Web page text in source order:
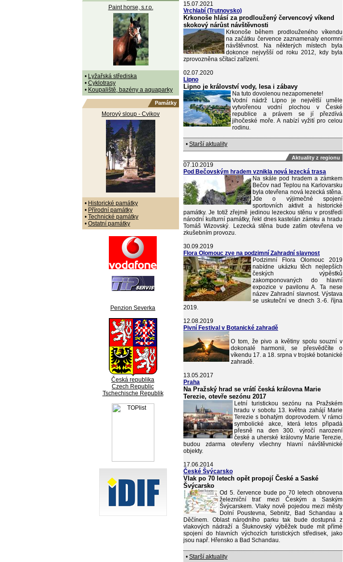
Paint horse, s.r.o.
• Lyžařská střediska
• Cyklotrasy
• Koupaliště, bazény a aquaparky
Památky
Morový sloup - Cvikov
• Historické památky
• Přírodní památky
• Technické památky
• Ostatní památky
Penzion Severka
Česká republika
Czech Republic
Tschechische Republik
15.07.2021
Vrchlabí (Trutnovsko)
Krkonoše hlásí za prodloužený červencový víkend
skokový nárůst návštěvnosti
Krkonoše během prodlouženého víkendu
na začátku července zaznamenaly enormní
návštěvnost. Na některých místech byla
dokonce nejvyšší od roku 2012, kdy byla
zprovozněna sčítací zařízení.
02.07.2020
Lipno
Lipno je království vody, lesa i zábavy
Na tuto dovolenou nezapomenete!
Vodní nádrž Lipno je největší uměle
vytvořenou vodní plochou v České
republice a právem se jí přezdívá
jihočeské moře. A nabízí vyžití pro celou
rodinu.
• Starší aktuality
Aktuality z regionu
07.10.2019
Pod Bečovským hradem vznikla nová lezecká trasa
Na skále pod hradem a zámkem
Bečov nad Teplou na Karlovarsku
byla otevřena nová lezecká stěna.
Jde o výjimečné spojení
sportovních aktivit a historické
památky. Je totiž zřejmě jedinou lezeckou stěnu v prostředí
národní kulturní památky, řekl dnes kastelán zámku a hradu
Tomáš Wizovský. Lezecká stěna bude zatím otevřena ve
zkušebním provozu.
30.09.2019
Flora Olomouc zve na podzimní Zahradní slavnost
Podzimní Flora Olomouc 2019
nabídne ukázku těch nejlepších
českých výpěstků
zakomponovaných do hlavní
expozice v pavilonu A. Ta nese
název Zahradní slavnost. Výstava
se uskuteční ve dnech 3.-6. října
2019.
12.08.2019
Pivní Festival v Botanické zahradě
O tom, že pivo a květiny spolu souzní v
dokonalé harmonii, se přesvědčíte o
víkendu 17. a 18. srpna v trojské botanické
zahradě.
13.05.2017
Praha
Na Pražský hrad se vrátí česká královna Marie
Terezie, otevře sezónu 2017
Letní turistickou sezónu na Pražském
hradu v sobotu 13. května zahájí Marie
Terezie s bohatým doprovodem. V rámci
symbolické akce, která letos připadá
přesně na den 300. výročí narození
české a uherské královny Marie Terezie,
budou zdarma otevřeny všechny hlavní návštěvnické
objekty.
17.06.2014
České Švýcarsko
Vlak po 70 letech opět propojí České a Saské
Švýcarsko
Od 5. července bude po 70 letech obnovena
železniční trať mezi Českým a Saským
Švýcarskem. Vlaky nově pojedou mezi městy
Dolní Poustevna, Sebnitz, Bad Schandau a
Děčínem. Oblast národního parku tak bude dostupná z
vlakových nádraží a Šluknovský výběžek bude mít přímé
spojení do hlavních výchozích turistických středisek, jako
jsou např. Hřensko a Bad Schandau.
• Starší aktuality